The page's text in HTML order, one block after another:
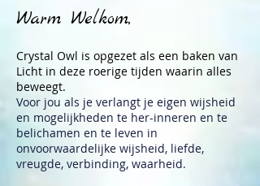
Warm Welkom,
Crystal Owl is opgezet als een baken van
Licht in deze roerige tijden waarin alles
beweegt.
Voor jou als je verlangt je eigen wijsheid
en mogelijkheden te her-inneren en te
belichamen en te leven in
onvoorwaardelijke wijsheid, liefde,
vreugde, verbinding, waarheid.